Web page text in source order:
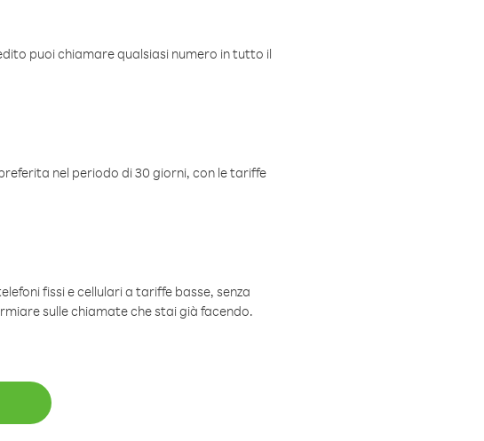
puoi chiamare qualsiasi numero in tutto il
nel periodo di 30 giorni, con le tariffe
fissi e cellulari a tariffe basse, senza
sulle chiamate che stai già facendo.